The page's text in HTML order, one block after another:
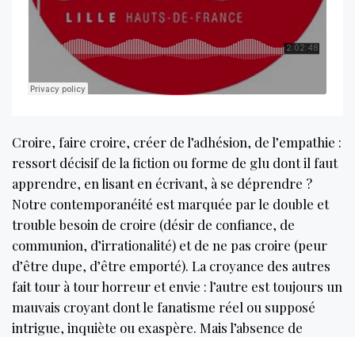
Croire, faire croire, créer de l’adhésion, de l’empathie :
ressort décisif de la fiction ou forme de glu dont il faut
apprendre, en lisant en écrivant, à se déprendre ?
Notre contemporanéité est marquée par le double et
trouble besoin de croire (désir de confiance, de
communion, d’irrationalité) et de ne pas croire (peur
d’être dupe, d’être emporté). La croyance des autres
fait tour à tour horreur et envie : l’autre est toujours un
mauvais croyant dont le fanatisme réel ou supposé
intrigue, inquiète ou exaspère. Mais l’absence de